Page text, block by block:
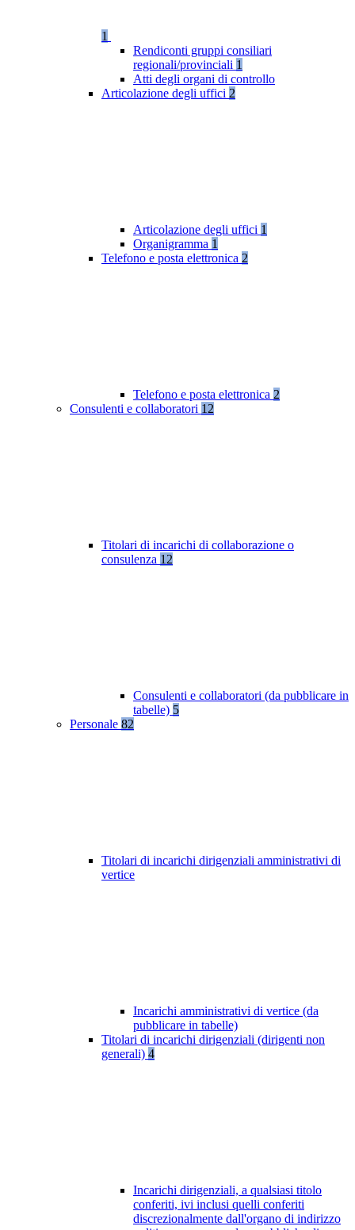
1
Rendiconti gruppi consiliari
regionali/provinciali 1
Atti degli organi di controllo
Articolazione degli uffici 2
Articolazione degli uffici 1
Organigramma 1
Telefono e posta elettronica 2
Telefono e posta elettronica 2
Consulenti e collaboratori 12
Titolari di incarichi di collaborazione o
consulenza 12
Consulenti e collaboratori (da pubblicare in
tabelle) 5
Personale 82
Titolari di incarichi dirigenziali amministrativi di
vertice
Incarichi amministrativi di vertice (da
pubblicare in tabelle)
Titolari di incarichi dirigenziali (dirigenti non
generali) 4
Incarichi dirigenziali, a qualsiasi titolo
conferiti, ivi inclusi quelli conferiti
discrezionalmente dall'organo di indirizzo